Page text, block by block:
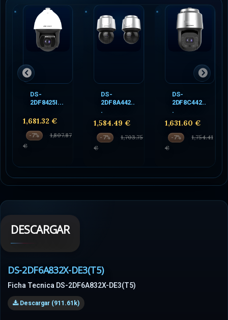
DS-
2DF8425I...
1,681.32 €
-7%
1,807.87
€
DS-
2DF8A442..
.
1,584.49 €
-7%
1,703.75
€
DS-
2DF8C442..
.
1,631.60 €
-7%
1,754.41
€
DESCARGAR
DS-2DF6A832X-DE3(T5)
Ficha Tecnica DS-2DF6A832X-DE3(T5)
Descargar (911.61k)